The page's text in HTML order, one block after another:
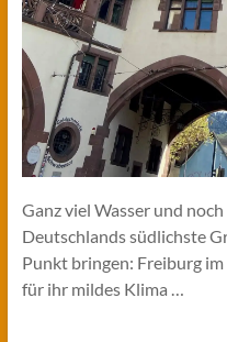
Ganz viel Wasser und
Deutschlands südlichste
Punkt bringen: Freiburg
für ihr mildes Klima …